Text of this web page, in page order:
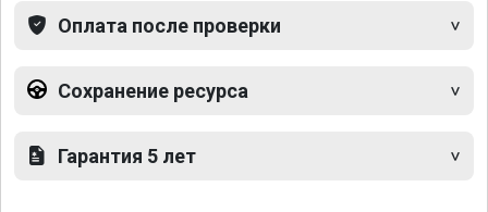
Оплата после проверки
Сохранение ресурса
Гарантия 5 лет